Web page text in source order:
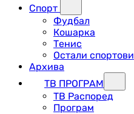
Спорт
Фудбал
Кошарка
Тенис
Остали спортови
Архива
ТВ ПРОГРАМ
ТВ Распоред
Програм